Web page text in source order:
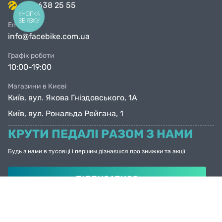
063 638 25 55
Email
info@facebike.com.ua
Графік роботи
10:00-19:00
Магазини в Києві
Київ, вул. Якова Гніздовського, 1А
Київ, вул. Рональда Рейгана, 1
КРУТИ ПЕДАЛІ РАЗОМ З НАМИ
Будь з нами в тусовці і першим дізнаєшся про знижки та акції
ПІДПИСАТИСЯ
КНОПКА
ЗВ'ЯЗКУ